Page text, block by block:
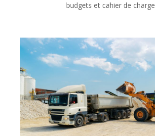
budgets et cahier de charge